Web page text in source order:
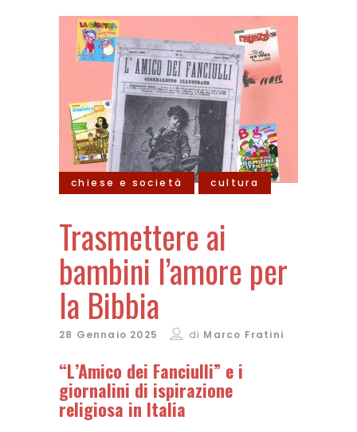
chiese e società cultura
Trasmettere ai
bambini l’amore per
la Bibbia
28 Gennaio 2025 di Marco Fratini
“L’Amico dei Fanciulli” e i
giornalini di ispirazione
religiosa in Italia